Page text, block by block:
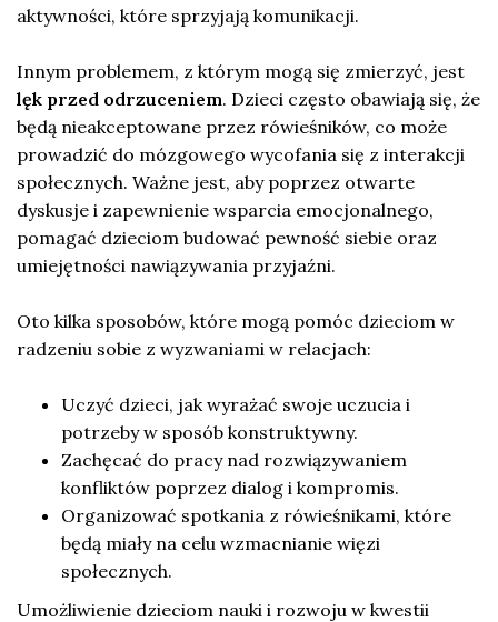
aktywności, które sprzyjają komunikacji.
Innym problemem, z którym mogą się zmierzyć, jest
lęk przed odrzuceniem. Dzieci często obawiają się, że
będą nieakceptowane przez rówieśników, co może
prowadzić do mózgowego wycofania się z interakcji
społecznych. Ważne jest, aby poprzez otwarte
dyskusje i zapewnienie wsparcia emocjonalnego,
pomagać dzieciom budować pewność siebie oraz
umiejętności nawiązywania przyjaźni.
Oto kilka sposobów, które mogą pomóc dzieciom w
radzeniu sobie z wyzwaniami w relacjach:
Uczyć dzieci, jak wyrażać swoje uczucia i
potrzeby w sposób konstruktywny.
Zachęcać do pracy nad rozwiązywaniem
konfliktów poprzez dialog i kompromis.
Organizować spotkania z rówieśnikami, które
będą miały na celu wzmacnianie więzi
społecznych.
Umożliwienie dzieciom nauki i rozwoju w kwestii